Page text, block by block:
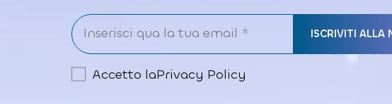
Accetto laPrivacy Policy